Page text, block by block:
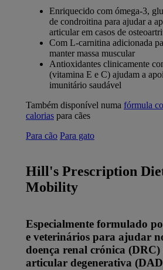
Enriquecido com ómega-3,
de condroitina para ajudar a
articular em casos de
Com L-carnitina adicionada
manter massa muscular
Antioxidantes clinicamente
(vitamina E e C) ajudam a
imunitário saudável
Também disponível numa fórmula
calorias para cães
Para cão Para gato
Hill's Prescription
Mobility
Especialmente formulado
e veterinários para ajudar
doença renal crónica (DRC)
articular degenerativa